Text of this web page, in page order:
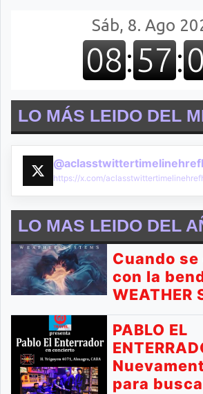
LO MÁS LEIDO DEL
https://x.com/
LO MAS LEIDO DEL
Cuando
con la
WEATHER
PABLO EL
para